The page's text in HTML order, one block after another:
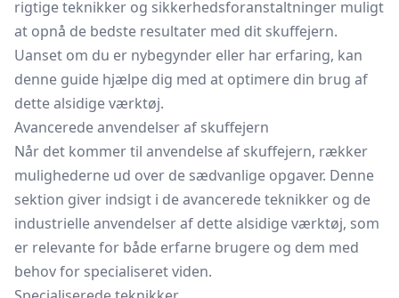
rigtige teknikker og sikkerhedsforanstaltninger muligt
at opnå de bedste resultater med dit skuffejern.
Uanset om du er nybegynder eller har erfaring, kan
denne guide hjælpe dig med at optimere din brug af
dette alsidige værktøj.
Avancerede anvendelser af skuffejern
Når det kommer til anvendelse af skuffejern, rækker
mulighederne ud over de sædvanlige opgaver. Denne
sektion giver indsigt i de avancerede teknikker og de
industrielle anvendelser af dette alsidige værktøj, som
er relevante for både erfarne brugere og dem med
behov for specialiseret viden.